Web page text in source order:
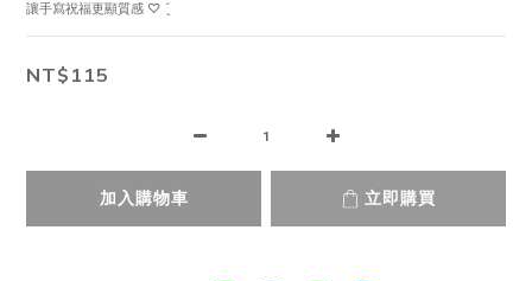
讓手寫祝福更顯質感 ♡ ݈ ݇
NT$115
加入購物車 立即購買